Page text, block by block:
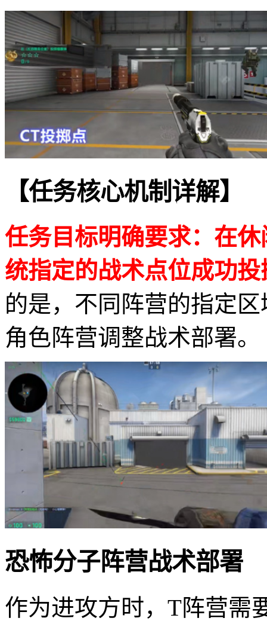
【任务核心机制详解】
任务目标明确要求：在
统指定的战术点位成功
的是，不同阵营的指定
角色阵营调整战术部署。
恐怖分子阵营战术部署
作为进攻方时，T阵营需